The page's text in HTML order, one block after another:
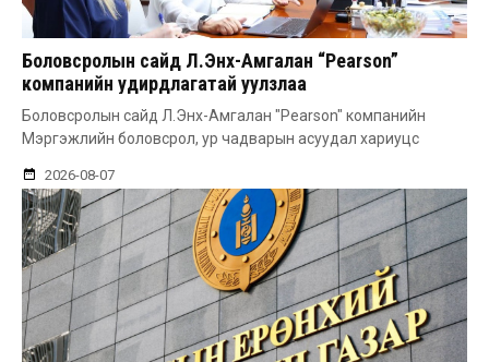
Боловсролын сайд Л.Энх-Амгалан “Pearson”
компанийн удирдлагатай уулзлаа
Боловсролын сайд Л.Энх-Амгалан "Pearson" компанийн
Мэргэжлийн боловсрол, ур чадварын асуудал хариуцс
2026-08-07